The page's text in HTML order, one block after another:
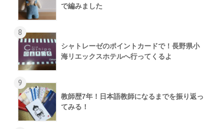
で編みました
8
シャトレーゼのポイントカードで！長野県小
海リエックスホテルへ行ってくるよ
9
教師歴7年！日本語教師になるまでを振り返っ
てみる！